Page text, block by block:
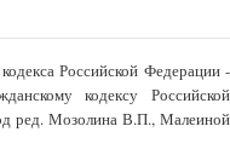
Российской Федерации -
кодексу Российской
ред. Мозолина В.П., Малеиной